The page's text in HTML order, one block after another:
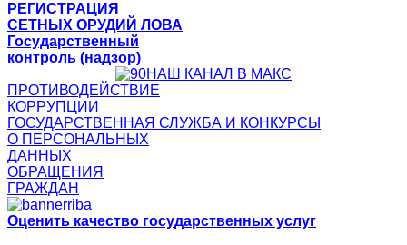
РЕГИСТРАЦИЯ
СЕТНЫХ ОРУДИЙ ЛОВА
Государственный
контроль (надзор)
НАШ КАНАЛ В МАКС
ПРОТИВОДЕЙСТВИЕ
КОРРУПЦИИ
ГОСУДАРСТВЕННАЯ СЛУЖБА И КОНКУРСЫ
О ПЕРСОНАЛЬНЫХ
ДАННЫХ
ОБРАЩЕНИЯ
ГРАЖДАН
Оценить качество государственных услуг